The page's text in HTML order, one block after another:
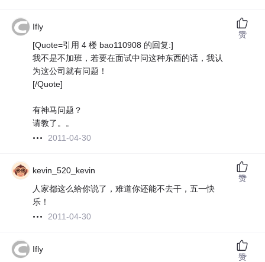
Ifly
[Quote=引用 4 楼 bao110908 的回复:]
我不是不加班，若要在面试中问这种东西的话，我认
为这公司就有问题！
[/Quote]
有神马问题？
请教了。。
2011-04-30
赞
kevin_520_kevin
人家都这么给你说了，难道你还能不去干，五一快
乐！
2011-04-30
赞
Ifly
赞